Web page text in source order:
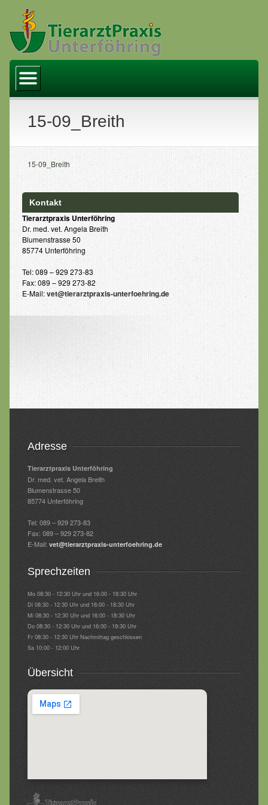
Team
Kastration
Bicom Bioresonanzmethode
Zahlungsarten
Links
Aktuelles
Kontakt
15-09_Breith
15-09_Breith
Kontakt
Tierarztpraxis Unterföhring
Dr. med. vet. Angela Breith
Blumenstrasse 50
85774 Unterföhring
Tel: 089 – 929 273-83
Fax: 089 – 929 273-82
E-Mail:vet@tierarztpraxis-unterfoehring.de
Adresse
Tierarztpraxis Unterföhring
Dr. med. vet. Angela Breith
Blumenstrasse 50
85774 Unterföhring
Tel: 089 – 929 273-83
Fax: 089 – 929 273-82
E-Mail: vet@tierarztpraxis-unterfoehring.de
Sprechzeiten
Mo 08:30 - 12:30 Uhr und 16:00 - 18:30 Uhr
Di 08:30 - 12:30 Uhr und 16:00 - 18:30 Uhr
Mi 08:30 - 12:30 Uhr und 16:00 - 18:30 Uhr
Do 08:30 - 12:30 Uhr und 16:00 - 19:30 Uhr
Fr 08:30 - 12:30 Uhr Nachmittag geschlossen
Sa 10:00 - 12:00 Uhr
Übersicht